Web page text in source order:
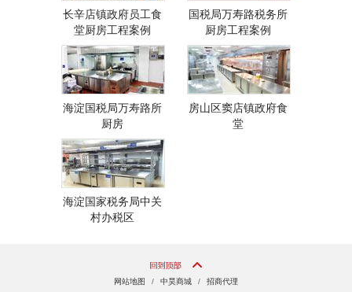
长辛店镇政府员工食
堂厨房工程案例
国税局万寿路税务所
厨房工程案例
海淀国税局万寿路所
厨房
房山区窦店镇政府食
堂
海淀国家税务局中关
村办税区
网站地图 / 中昊商城 / 招商代理